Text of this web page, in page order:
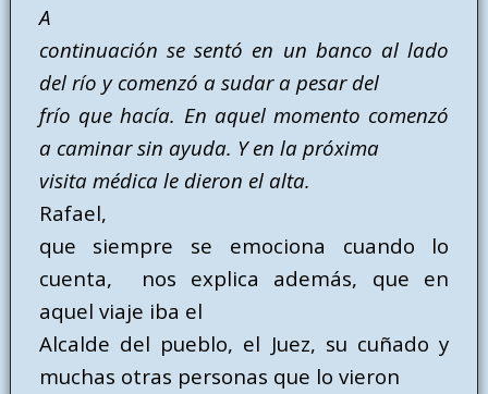
A
continuación se sentó en un banco al lado
del río y comenzó a sudar a pesar del
frío que hacía. En aquel momento comenzó
a caminar sin ayuda. Y en la próxima
visita médica le dieron el alta.
Rafael,
que siempre se emociona cuando lo
cuenta, nos explica además, que en
aquel viaje iba el
Alcalde del pueblo, el Juez, su cuñado y
muchas otras personas que lo vieron